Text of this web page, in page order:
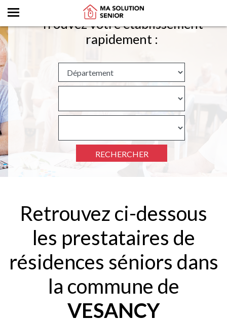
Trouvez votre établissement
rapidement :
RECHERCHER
Retrouvez ci-dessous
les prestataires de
résidences séniors dans
la commune de
VESANCY